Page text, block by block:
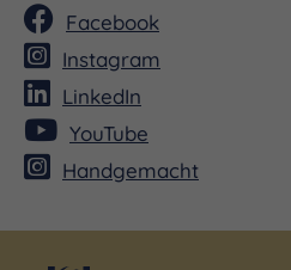
Facebook
Instagram
LinkedIn
YouTube
Handgemacht